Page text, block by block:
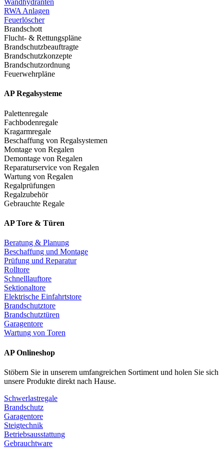
Wandhydranten
RWA Anlagen
Feuerlöscher
Brandschott
Flucht- & Rettungspläne
Brandschutzbeauftragte
Brandschutzkonzepte
Brandschutzordnung
Feuerwehrpläne
AP Regalsysteme
Palettenregale
Fachbodenregale
Kragarmregale
Beschaffung von Regalsystemen
Montage von Regalen
Demontage von Regalen
Reparaturservice von Regalen
Wartung von Regalen
Regalprüfungen
Regalzubehör
Gebrauchte Regale
AP Tore & Türen
Beratung & Planung
Beschaffung und Montage
Prüfung und Reparatur
Rolltore
Schnelllauftore
Sektionaltore
Elektrische Einfahrtstore
Brandschutztore
Brandschutztüren
Garagentore
Wartung von Toren
AP Onlineshop
Stöbern Sie in unserem umfangreichen Sortiment und holen Sie sich
unsere Produkte direkt nach Hause.
Schwerlastregale
Brandschutz
Garagentore
Steigtechnik
Betriebsausstattung
Gebrauchtware